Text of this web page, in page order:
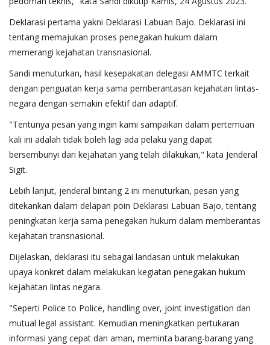
Deklarasi pertama yakni Deklarasi Labuan Bajo. Deklarasi ini
tentang memajukan proses penegakan hukum dalam
memerangi kejahatan transnasional.
Sandi menuturkan, hasil kesepakatan delegasi AMMTC terkait
dengan penguatan kerja sama pemberantasan kejahatan lintas-
negara dengan semakin efektif dan adaptif.
"Tentunya pesan yang ingin kami sampaikan dalam pertemuan
kali ini adalah tidak boleh lagi ada pelaku yang dapat
bersembunyi dari kejahatan yang telah dilakukan," kata Jenderal
Sigit.
Lebih lanjut, jenderal bintang 2 ini menuturkan, pesan yang
ditekankan dalam delapan poin Deklarasi Labuan Bajo, tentang
peningkatan kerja sama penegakan hukum dalam memberantas
kejahatan transnasional.
Dijelaskan, deklarasi itu sebagai landasan untuk melakukan
upaya konkret dalam melakukan kegiatan penegakan hukum
kejahatan lintas negara.
"Seperti Police to Police, handling over, joint investigation dan
mutual legal assistant. Kemudian meningkatkan pertukaran
informasi yang cepat dan aman, meminta barang-barang yang